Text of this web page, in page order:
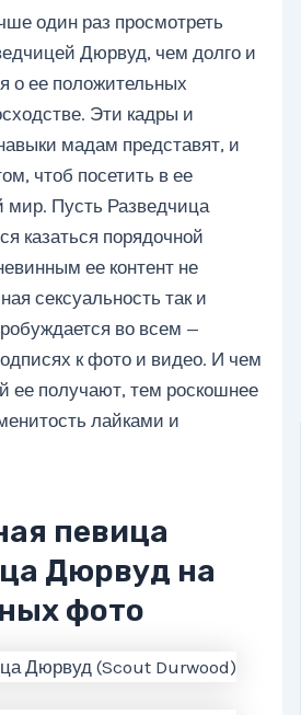
один раз просмотреть
Дюрвуд, чем долго и
о ее положительных
Эти кадры и
мадам представят, и
чтоб посетить в ее
мир. Пусть Разведчица
казаться порядочной
ее контент не
сексуальность так и
во всем —
к фото и видео. И чем
ее получают, тем роскошнее
лайками и
певица
Дюрвуд на
фото